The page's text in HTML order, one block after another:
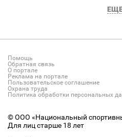
Помощь
Обратная связь
О портале
Реклама на портале
Пользовательское соглашение
Охрана труда
Политика обработки персональных
© ООО «Национальный
Для лиц старше 18 лет